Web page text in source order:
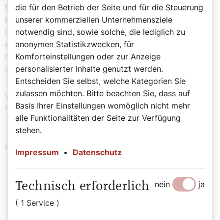
Mangel, weshalb die Gastfamilien die Mädchen und
Buben liebevoll betreuten. Jahrzehnte später hat meine
Oma über eine Lokalzeitung in der dänischen Kleinstadt
eine Annonce geschaltet. So kam sie wieder in Kontakt
mit ihren ehemaligen Gastgeschwistern. Das war ihr
sehr wertvoll, das habe ich als Kind schnell verstanden.
Wie schön, wenn Menschen immer wieder zueinander
finden.
Schlagwörter Religion Brauchtum
Soziales
die für den Betrieb der Seite und für die Steuerung
unserer kommerziellen Unternehmensziele
notwendig sind, sowie solche, die lediglich zu
anonymen Statistikzwecken, für
Komforteinstellungen oder zur Anzeige
personalisierter Inhalte genutzt werden.
Entscheiden Sie selbst, welche Kategorien Sie
zulassen möchten. Bitte beachten Sie, dass auf
Basis Ihrer Einstellungen womöglich nicht mehr
alle Funktionalitäten der Seite zur Verfügung
stehen.
Impressum • Datenschutz
Technisch erforderlich
( 1 Service )
nein ja